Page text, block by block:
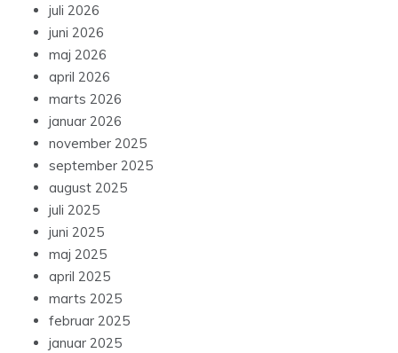
juli 2026
juni 2026
maj 2026
april 2026
marts 2026
januar 2026
november 2025
september 2025
august 2025
juli 2025
juni 2025
maj 2025
april 2025
marts 2025
februar 2025
januar 2025